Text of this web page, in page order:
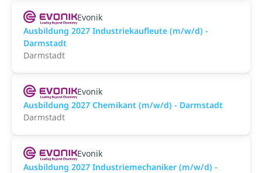
Evonik
Ausbildung 2027 Industriekaufleute (m/w/d) -
Darmstadt
Darmstadt
Evonik
Ausbildung 2027 Chemikant (m/w/d) - Darmstadt
Darmstadt
Evonik
Ausbildung 2027 Industriemechaniker (m/w/d) -